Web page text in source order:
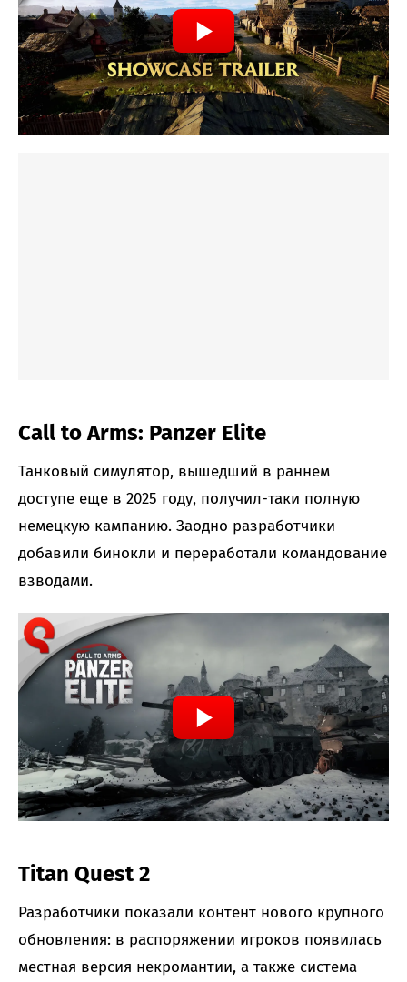
Call to Arms: Panzer Elite
Танковый симулятор, вышедший в раннем
доступе еще в 2025 году, получил-таки полную
немецкую кампанию. Заодно разработчики
добавили бинокли и переработали командование
взводами.
Titan Quest 2
Разработчики показали контент нового крупного
обновления: в распоряжении игроков появилась
местная версия некромантии, а также система